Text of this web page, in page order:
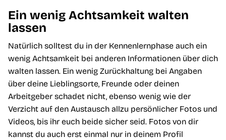
Ein wenig Achtsamkeit walten
lassen
Natürlich solltest du in der Kennenlernphase auch ein
wenig Achtsamkeit bei anderen Informationen über dich
walten lassen. Ein wenig Zurückhaltung bei Angaben
über deine Lieblingsorte, Freunde oder deinen
Arbeitgeber schadet nicht, ebenso wenig wie der
Verzicht auf den Austausch allzu persönlicher Fotos und
Videos, bis ihr euch beide sicher seid. Fotos von dir
kannst du auch erst einmal nur in deinem Profil